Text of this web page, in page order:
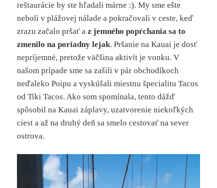
reštaurácie by ste hľadali márne :). My sme ešte
neboli v plážovej nálade a pokračovali v ceste, keď
zrazu začalo pršať az jemného popŕchania sa to
zmenilo na poriadny lejak. Pršanie na Kauai je dosť
nepríjemné, pretože väčšina aktivít je vonku. V
našom prípade sme sa zašili v pár obchodíkoch
neďaleko Poipu a vyskúšali miestnu špecialitu Tacos
od Tiki Tacos. Ako som spomínala, tento dážď
spôsobil na Kauai záplavy, uzatvorenie niekoľkých
ciest a až na druhý deň sa smelo cestovať na sever
ostrova.